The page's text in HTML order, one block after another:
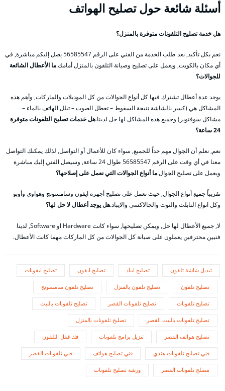
أسئلة شائعة حول تصليح الهواتف
هل خدمة تصليح التلفونات متوفرة بالمنزل؟
نعم بكل تأكيد, بعد طلب الخدمة من الفني على الرقم 56585547 يصل إليكم مباشرة, في
أي مكان بالكويت, ويعمل على تصليح وصيانة التلفون بالمنزل أمامك.ما الأعطال الشائعة
للجوالات؟
يوجد عدة أعطال تشترك فيها كل أنواع الجوالات من كل الموديلات والماركات, وأهم هذه
المشاكل هي (كسر بالشاشة نتيجة السقوط – تعطل الصوت – تبلل الهاتف بالماء –
مشاكل سوفتوير) وجميع هذه المشاكل لها حل لدينا.هل خدمات تصليح التلفونات متوفرة
24 ساعة؟
نعم, نعلم أن الجوال مهم جداً للجميع, سواء كان للأعمال أو التواصل, لذلك يمكنك التواصل
معنا في أي وقت على الرقم 56585547 طوال 24 ساعة, وسيصل الفني إليك مباشرة
ويعمل على تصليح الجوال.ما أنواع الجوالات التي نعمل على إصلاحها؟
تقريباً جميع أنواع الجوال, حيث نعمل على تصليح أجهزة ايفون وسامسونج وهواوي وأوبو
وكل انواع التابلت والنوت والجالاكسي والايباد.هل يوجد أعطال لا حل لها؟
لا, جميع الأعطال لها حل, ويمكن تصليحها, سواء كانت Hardware او Software, لدينا
فنيين محترفين يعملون على صيانة كل الجوالات من كل الماركات مهما كانت الأعطال.
تبديل شاشة تلفون تصليح ايباد تصليح ايفون تصليح ايفونات
تصليح تلفون تصليح تلفون بالمنزل تصليح تلفون سامسونج
تصليح تلفونات تصليح تلفونات القصر تصليح تلفونات بالبيت
تصليح تلفونات بالبيت القصر تصليح تلفونات بالمنزل
تصليح هواتف القصر تنزيل برامج تلفونات فك قفل التلفون
فني تصليح تلفونات هندي فني تصليح هواتف فني تلفونات القصر
مصلح تلفونات القصر ورشة تصليح تلفونات